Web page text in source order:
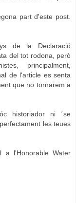
part d'este post.
de la Declaració
del tot rodona, però
principalment,
de l'article es senta
que no tornarem a
historiador ni ´se
les teues
a l'Honorable Water